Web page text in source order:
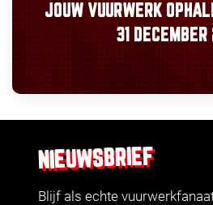
JOUW VUURWERK
31
NIEUWSBRIEF
Blijf als echte